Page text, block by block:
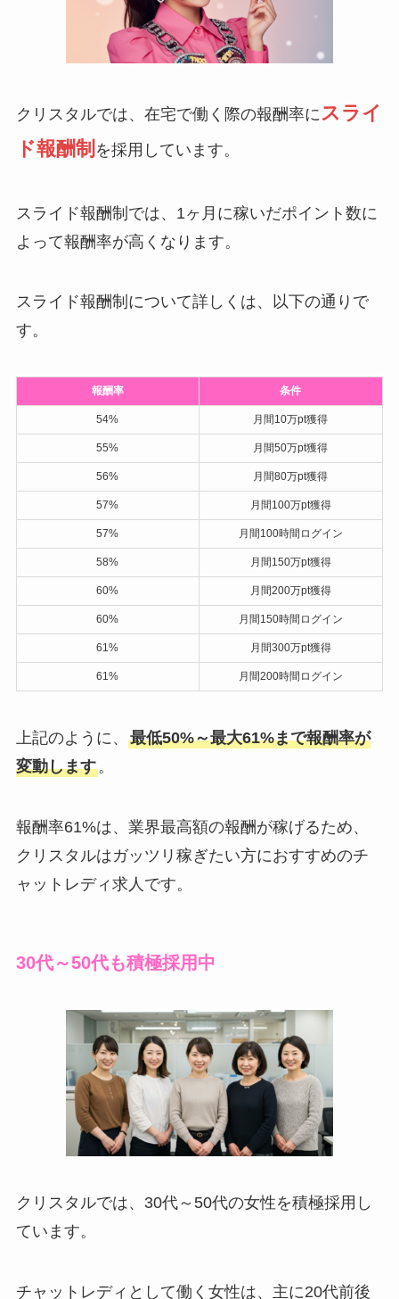
クリスタルでは、在宅で働く際の報酬率に スライ
ド報酬制 を採用しています。
スライド報酬制では、1ヶ月に稼いだポイント数に
よって報酬率が高くなります。
スライド報酬制について詳しくは、以下の通りで
す。
報酬率 条件
54% 月間10万pt獲得
55% 月間50万pt獲得
56% 月間80万pt獲得
57% 月間100万pt獲得
57% 月間100時間ログイン
58% 月間150万pt獲得
60% 月間200万pt獲得
60% 月間150時間ログイン
61% 月間300万pt獲得
61% 月間200時間ログイン
上記のように、 最低50%～最大61%まで報酬率が
変動します。
報酬率61%は、業界最高額の報酬が稼げるため、
クリスタルはガッツリ稼ぎたい方におすすめのチ
ャットレディ求人です。
30代～50代も積極採用中
クリスタルでは、30代～50代の女性を積極採用し
ています。
チャットレディとして働く女性は、主に20代前後